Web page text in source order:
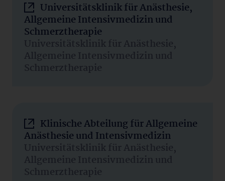
Universitätsklinik für Anästhesie,
Allgemeine Intensivmedizin und
Schmerztherapie
Universitätsklinik für Anästhesie,
Allgemeine Intensivmedizin und
Schmerztherapie
Klinische Abteilung für Allgemeine
Anästhesie und Intensivmedizin
Universitätsklinik für Anästhesie,
Allgemeine Intensivmedizin und
Schmerztherapie